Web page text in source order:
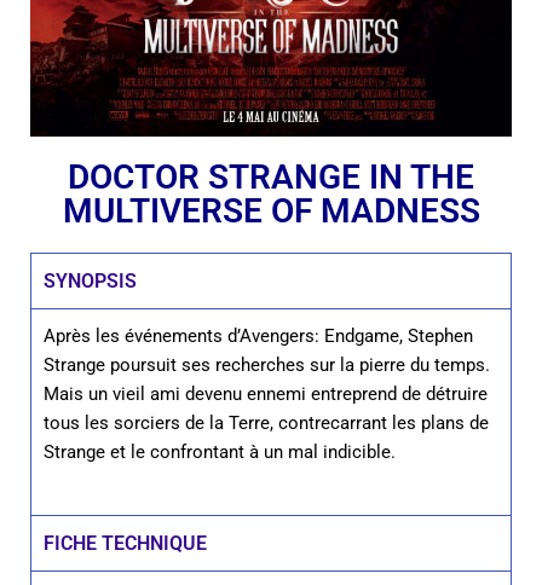
DOCTOR STRANGE IN THE
MULTIVERSE OF MADNESS
SYNOPSIS
Après les événements d’Avengers: Endgame, Stephen
Strange poursuit ses recherches sur la pierre du temps.
Mais un vieil ami devenu ennemi entreprend de détruire
tous les sorciers de la Terre, contrecarrant les plans de
Strange et le confrontant à un mal indicible.
FICHE TECHNIQUE